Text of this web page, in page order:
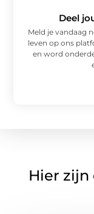
Deel
Meld je vandaag
leven op ons
en word
Hier zijn